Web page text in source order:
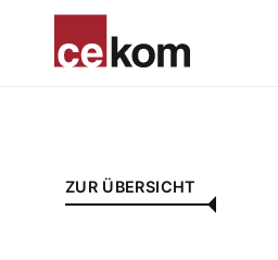
ZUR ÜBERSICHT